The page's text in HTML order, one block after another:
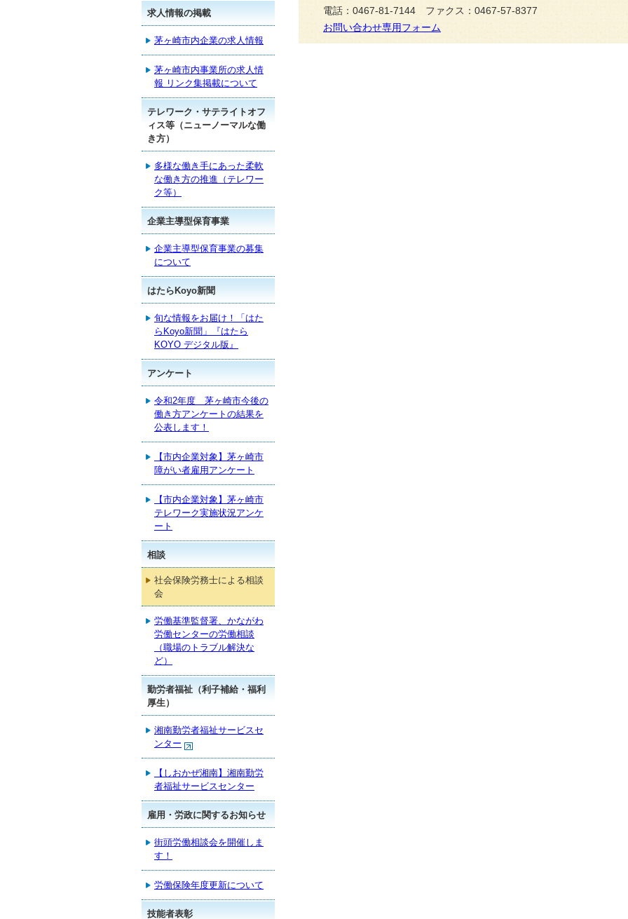
電話：0467-81-7144 ファクス：0467-57-8377
お問い合わせ専用フォーム
求人情報の掲載
茅ヶ崎市内企業の求人情報
茅ヶ崎市内事業所の求人情
報 リンク集掲載について
テレワーク・サテライトオフ
ィス等（ニューノーマルな働
き方）
多様な働き手にあった柔軟
な働き方の推進（テレワー
ク等）
企業主導型保育事業
企業主導型保育事業の募集
について
はたらKoyo新聞
旬な情報をお届け！「はた
らKoyo新聞」『はたら
KOYO デジタル版』
アンケート
令和2年度 茅ヶ崎市今後の
働き方アンケートの結果を
公表します！
【市内企業対象】茅ヶ崎市
障がい者雇用アンケート
【市内企業対象】茅ヶ崎市
テレワーク実施状況アンケ
ート
相談
社会保険労務士による相談
会
労働基準監督署、かながわ
労働センターの労働相談
（職場のトラブル解決な
ど）
勤労者福祉（利子補給・福利
厚生）
湘南勤労者福祉サービスセ
ンター
【しおかぜ湘南】湘南勤労
者福祉サービスセンター
雇用・労政に関するお知らせ
街頭労働相談会を開催しま
す！
労働保険年度更新について
技能者表彰